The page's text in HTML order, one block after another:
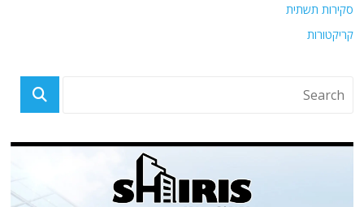
סקירות תשתית
קריקטורות